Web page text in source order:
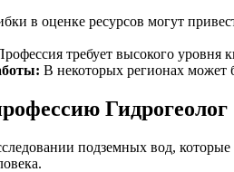
в оценке ресурсов могут
требует высокого
В некоторых регионах может
Гидрогеолог
подземных вод,